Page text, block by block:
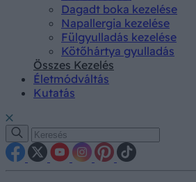
Dagadt boka kezelése
Napallergia kezelése
Fülgyulladás kezelése
Kötőhártya gyulladás
Összes Kezelés
Életmódváltás
Kutatás